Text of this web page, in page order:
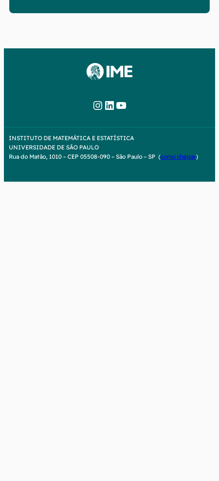
Instagram LinkedIn YouTube
INSTITUTO DE MATEMÁTICA E ESTATÍSTICA
UNIVERSIDADE DE SÃO PAULO
Rua do Matão, 1010 – CEP 05508-090 – São Paulo – SP (como chegar)